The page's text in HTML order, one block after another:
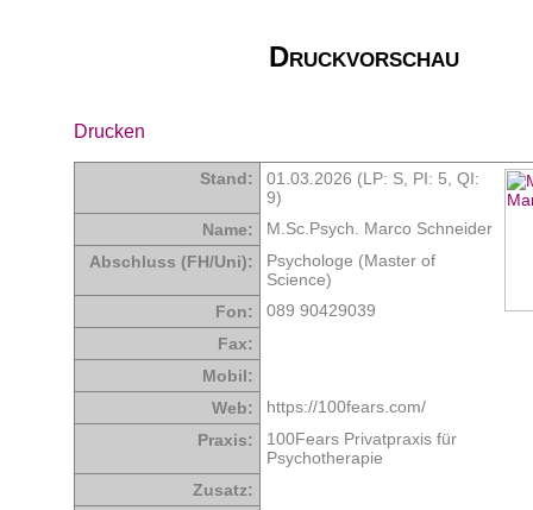
Druckvorschau
Drucken
Stand: 01.03.2026 (LP: S, PI: 5 QI:
9)
Name:
M.Sc.Psych. Marco Schneider
Abschluss (FH/Uni):
Psychologe (Master of
Science)
Fon:
089 90429039
Fax:
Mobil:
Web:
https://100fears.com/
Praxis:
100Fears Privatpraxis für
Psychotherapie
Zusatz: